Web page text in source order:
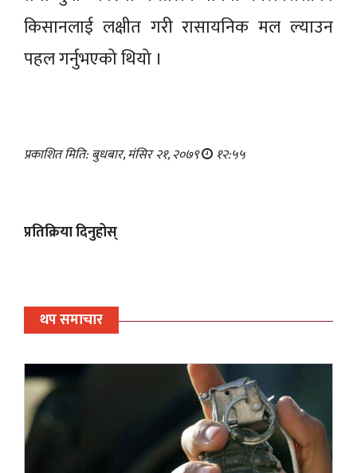
किसानलाई लक्षीत गरी रासायनिक मल ल्याउन
पहल गर्नुभएको थियो ।
प्रकाशित मिति: बुधबार, मंसिर २१, २०७९ १२:५५
प्रतिक्रिया दिनुहोस्
थप समाचार